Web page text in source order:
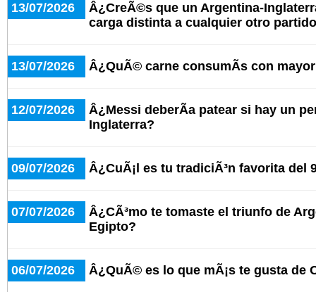
13/07/2026
Â¿CreÃ©s que un Argentina-
carga distinta a cualquier otro
13/07/2026 Â¿QuÃ© carne consumÃ­s con
12/07/2026
Â¿Messi deberÃ­a patear si hay un
Inglaterra?
09/07/2026 Â¿CuÃ¡l es tu tradiciÃ³n favorita del
07/07/2026
Â¿CÃ³mo te tomaste el triunfo de
Egipto?
06/07/2026 Â¿QuÃ© es lo que mÃ¡s te gusta de